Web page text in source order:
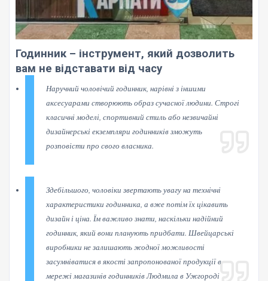
Годинник – інструмент, який дозволить
вам не відставати від часу
Наручний чоловічий годинник, нарівні з іншими
аксесуарами створюють образ сучасної людини. Строгі
класичні моделі, спортивний стиль або незвичайні
дизайнерські екземпляри годинників зможуть
розповісти про свого власника.
Здебільшого, чоловіки звертають увагу на технічні
характеристики годинника, а вже потім їх цікавить
дизайн і ціна. Їм важливо знати, наскільки надійний
годинник, який вони планують придбати. Швейцарські
виробники не залишають жодної можливості
засумніватися в якості запропонованої продукції в
мережі магазинів годинників Людмила в Ужгороді